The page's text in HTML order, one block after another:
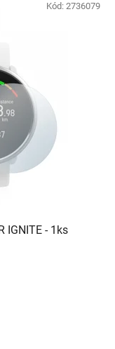
IGNITE - 1ks
Kód: 2736079